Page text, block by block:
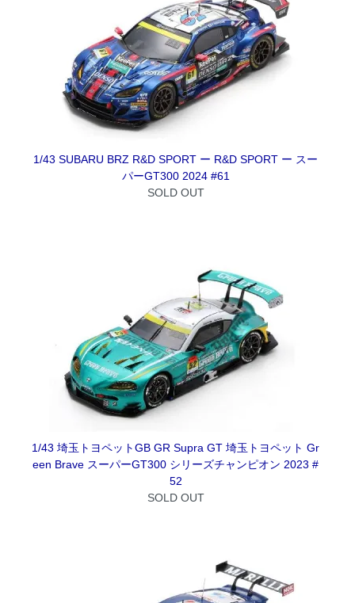
1/43 SUBARU BRZ R&D SPORT ー R&D SPORT ー スー
パーGT300 2024 #61
SOLD OUT
1/43 埼玉トヨペットGB GR Supra GT 埼玉トヨペット Gr
een Brave スーパーGT300 シリーズチャンピオン 2023 #
52
SOLD OUT